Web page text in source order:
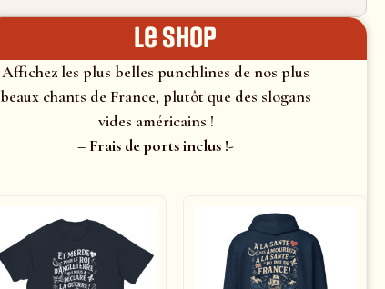
le shop
Affichez les plus belles punchlines de nos plus
beaux chants de France, plutôt que des slogans
vides américains !
– Frais de ports inclus !-